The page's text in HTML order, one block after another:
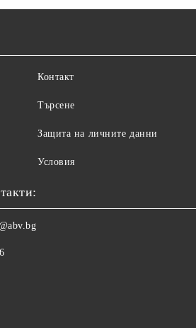
Контакт
Търсене
Защита на личните данни
Условия